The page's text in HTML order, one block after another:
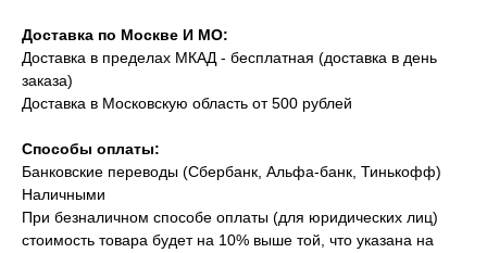
Доставка по Москве И МО:
Доставка в пределах МКАД - бесплатная (доставка в день
заказа)
Доставка в Московскую область от 500 рублей
Способы оплаты:
Банковские переводы (Сбербанк, Альфа-банк, Тинькофф)
Наличными
При безналичном способе оплаты (для юридических лиц)
стоимость товара будет на 10% выше той, что указана на